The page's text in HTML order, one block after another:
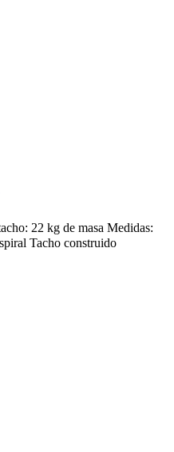
22 kg de masa Medidas:
Tacho construido